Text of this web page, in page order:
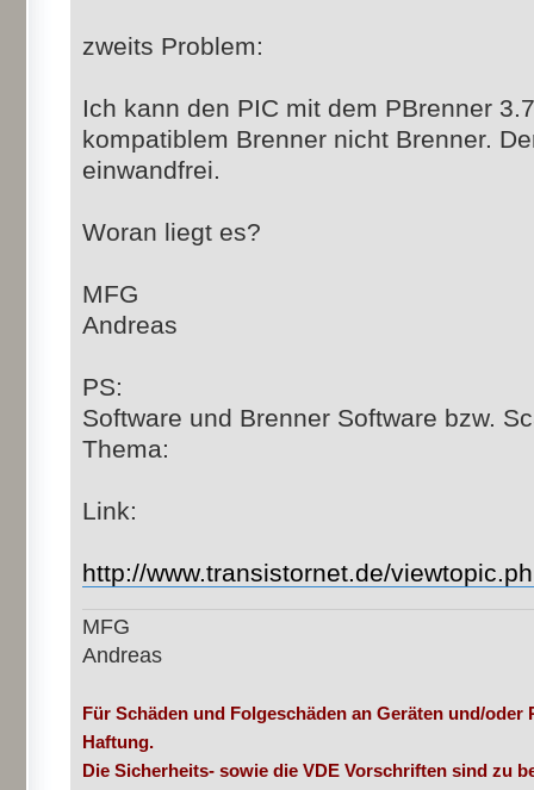
zweits Problem:
Ich kann den PIC mit dem PBrenner
kompatiblem Brenner nicht Brenner.
einwandfrei.
Woran liegt es?
MFG
Andreas
PS:
Software und Brenner Software bzw.
Thema:
Link:
http://www.transistornet.de/
MFG
Andreas
Für Schäden und Folgeschäden an Geräten und/oder
Haftung.
Die Sicherheits- sowie die VDE Vorschriften sind zu